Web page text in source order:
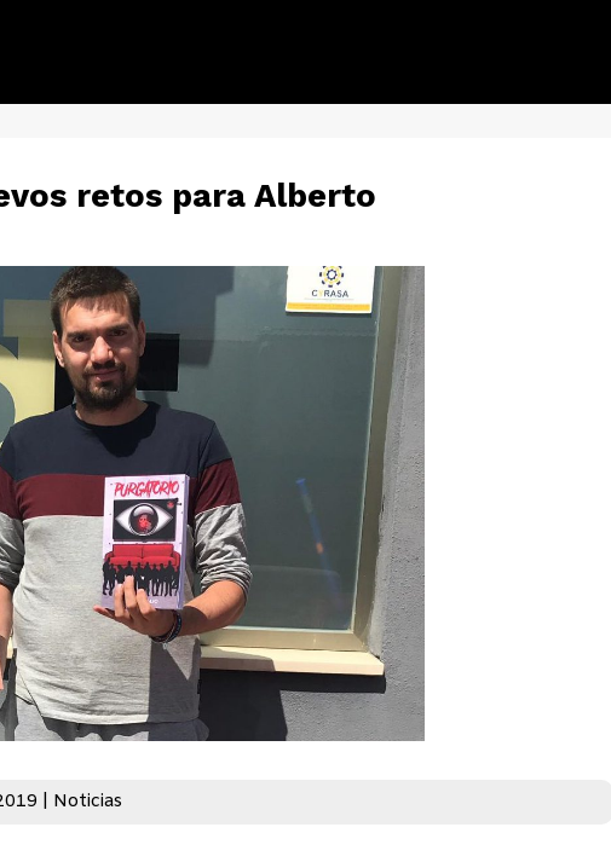
retos para Alberto
Noticias